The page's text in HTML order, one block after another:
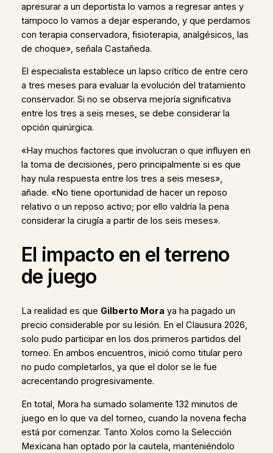
apresurar a un deportista lo vamos a regresar antes y
tampoco lo vamos a dejar esperando, y que perdamos
con terapia conservadora, fisioterapia, analgésicos, las
de choque», señala Castañeda.
El especialista establece un lapso crítico de entre cero
a tres meses para evaluar la evolución del tratamiento
conservador. Si no se observa mejoría significativa
entre los tres a seis meses, se debe considerar la
opción quirúrgica.
«Hay muchos factores que involucran o que influyen en
la toma de decisiones, pero principalmente si es que
hay nula respuesta entre los tres a seis meses»,
añade. «No tiene oportunidad de hacer un reposo
relativo o un reposo activo; por ello valdría la pena
considerar la cirugía a partir de los seis meses».
El impacto en el terreno
de juego
La realidad es que Gilberto Mora ya ha pagado un
precio considerable por su lesión. En el Clausura 2026,
solo pudo participar en los dos primeros partidos del
torneo. En ambos encuentros, inició como titular pero
no pudo completarlos, ya que el dolor se le fue
acrecentando progresivamente.
En total, Mora ha sumado solamente 132 minutos de
juego en lo que va del torneo, cuando la novena fecha
está por comenzar. Tanto Xolos como la Selección
Mexicana han optado por la cautela, manteniéndolo